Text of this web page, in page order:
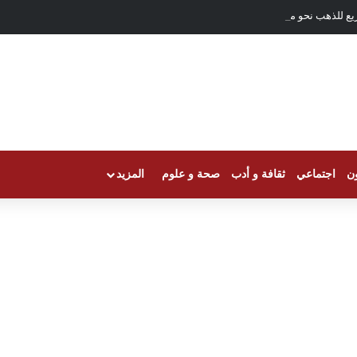
للذهب نحو مسيرة الصعود
اجتماعي ثقافة و أدب صحة و علوم المزيد